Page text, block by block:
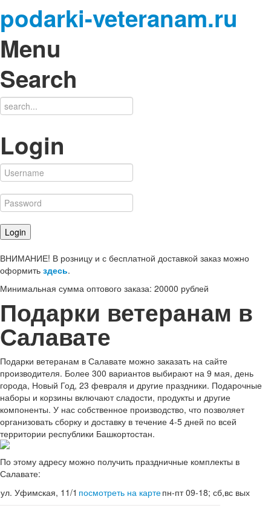
podarki-veteranam.ru
Menu
Search
Login
ВНИМАНИЕ! В розницу и с бесплатной доставкой заказ можно
оформить здесь.
Минимальная сумма оптового заказа: 20000 рублей
Подарки ветеранам в
Салавате
Подарки ветеранам в Салавате можно заказать на сайте
производителя. Более 300 вариантов выбирают на 9 мая, день
города, Новый Год, 23 февраля и другие праздники. Подарочные
наборы и корзины включают сладости, продукты и другие
компоненты. У нас собственное производство, что позволяет
организовать сборку и доставку в течение 4-5 дней по всей
территории республики Башкортостан.
По этому адресу можно получить праздничные комплекты в
Салавате:
ул. Уфимская, 11/1 посмотреть на картепн-пт 09-18; сб,вс вых